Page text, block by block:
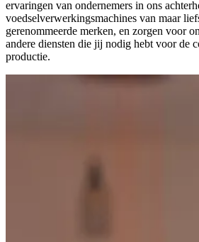
ervaringen van ondernemers in ons
voedselverwerkingsmachines van maar
gerenommeerde merken, en zorgen voor
andere diensten die jij nodig hebt voor de
productie.